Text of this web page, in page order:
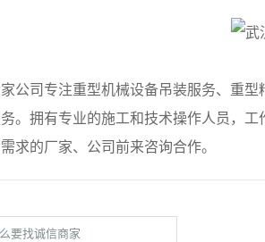
司专注重型机械设备吊装服务、重型
。拥有专业的施工和技术操作人员，
求的厂家、公司前来咨询合作。
要找诚信商家